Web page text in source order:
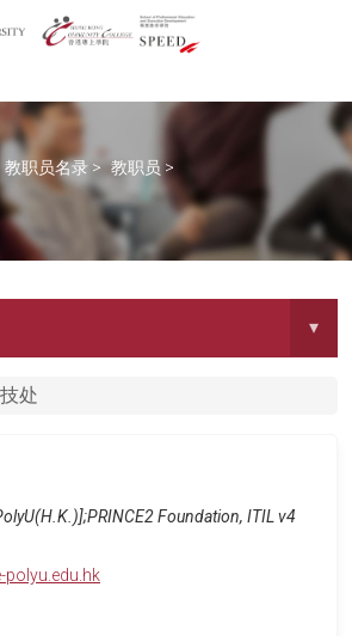
教职员名录 > 教职员 >
▾
处
Foundation, ITIL v4
polyu.edu.hk